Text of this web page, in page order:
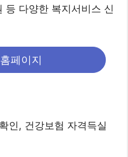
등 다양한 복지서비스 신
페이지
인, 건강보험 자격득실